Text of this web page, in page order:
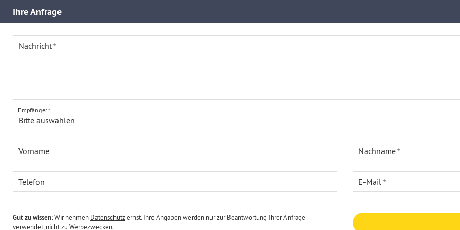
IhreAnfrage
Nachricht
Bitte auswählen
Empfänger
Vorname Nachname
Telefon E-Mail
Gut zu wissen:Wir nehmen Datenschutzernst. Ihre Angaben werden nur zur Beantwortung Ihrer Anfrage
verwendet, nicht zu Werbezwecken.